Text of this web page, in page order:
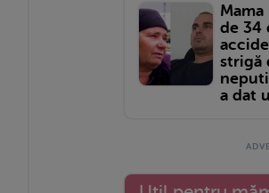
de 34
strigă
a dat